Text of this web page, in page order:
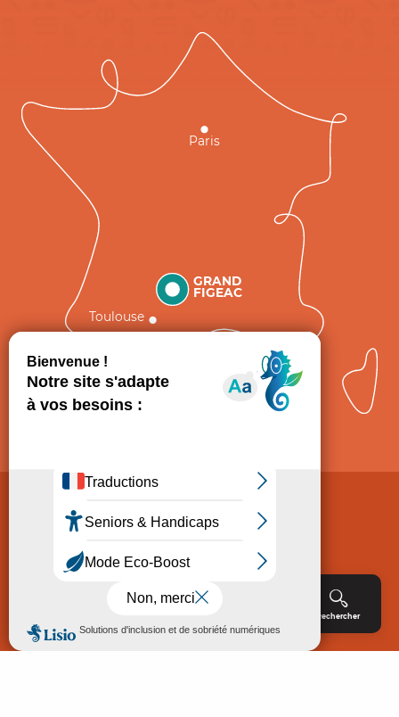
Rechercher
GRAND
FIGEAC
Toulouse
Paris
Politique de Protection des données
Accessibilité : non conforme